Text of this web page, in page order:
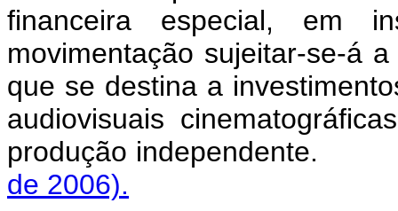
financeira especial, em
movimentação sujeitar-se-á
que se destina a
audiovisuais
produção
de 2006).